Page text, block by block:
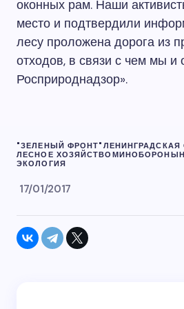
оконных рам. Наши
место и подтвердили
лесу проложена дорога из
отходов, в связи с чем мы и
Росприроднадзор».
"ЗЕЛЕНЫЙ ФРОНТ" ЛЕНИНГРАДСКАЯ
ЛЕСНОЕ ХОЗЯЙСТВО МИНОБОРОНЫ
ЭКОЛОГИЯ
17/01/2017